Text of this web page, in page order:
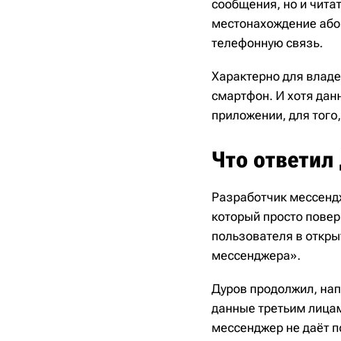
сообщения, но и
местонахождение
телефонную связь.
Характерно для
смартфон. И хотя
приложении, для
Что
Разработчик
который просто
пользователя в
мессенджера».
Дуров продолжил,
данные третьим
мессенджер не даёт